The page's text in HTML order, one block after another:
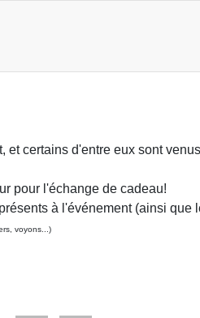
et certains d'entre eux sont
pour l'échange de cadeau!
à l'événement (ainsi que
voyons...)